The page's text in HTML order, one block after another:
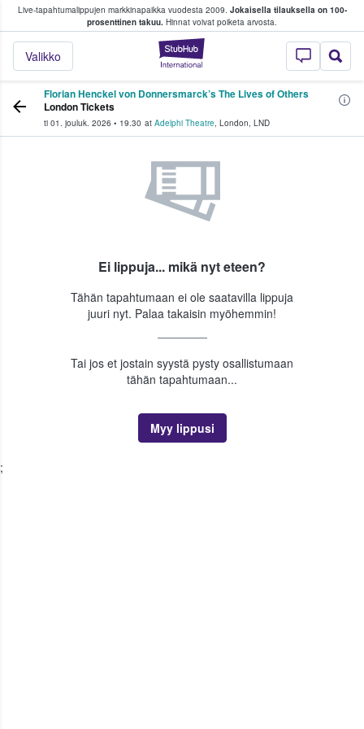
Live-tapahtumalippujen markkinapaikka vuodesta 2009. Jokaisella tilauksella on 100-
prosenttinen takuu. Hinnat voivat poiketa arvosta.
StubHub -
Valikko
fanit ostavat ja myyvät lippuja
Florian Henckel von Donnersmarck’s The Lives of Others
London Tickets
ti 01. jouluk. 2026 • 19.30 at Adelphi Theatre, London, LND
Ei lippuja... mikä nyt eteen?
Tähän tapahtumaan ei ole saatavilla lippuja
juuri nyt. Palaa takaisin myöhemmin!
Tai jos et jostain syystä pysty osallistumaan
tähän tapahtumaan...
Myy lippusi
;